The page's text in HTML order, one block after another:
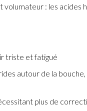
: les acides
triste et fatigué
autour de la
plus de